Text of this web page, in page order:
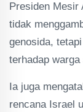
Presiden Mesir
tidak
genosida,
terhadap
Ia juga
rencana Israel